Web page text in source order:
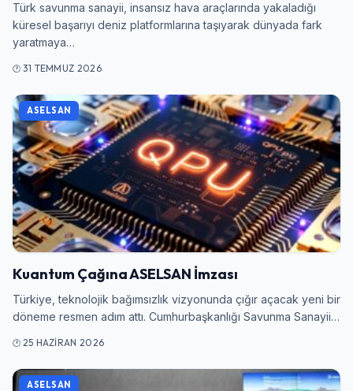
Türk savunma sanayii, insansız hava araçlarında yakaladığı
küresel başarıyı deniz platformlarına taşıyarak dünyada fark
yaratmaya…
31 TEMMUZ 2026
ASELSAN
Kuantum Çağına ASELSAN İmzası
Türkiye, teknolojik bağımsızlık vizyonunda çığır açacak yeni bir
döneme resmen adım attı. Cumhurbaşkanlığı Savunma Sanayii…
25 HAZIRAN 2026
ASELSAN